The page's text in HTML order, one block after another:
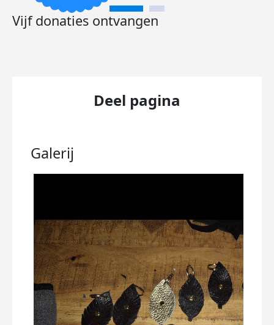
Vijf donaties ontvangen
Deel pagina
Galerij